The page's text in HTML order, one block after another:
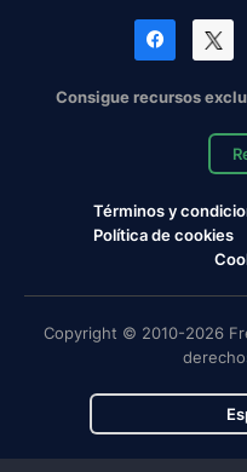
Consigue recursos
Términos y
Política de cookies
Copyright © 2010-2026